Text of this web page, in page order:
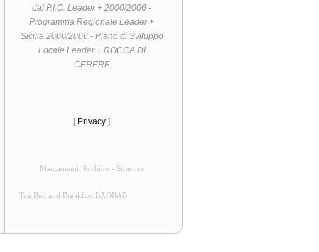
dal P.I.C. Leader + 2000/2006 -
Programma Regionale Leader +
Sicilia 2000/2006 - Piano di Sviluppo
Locale Leader + ROCCA DI
CERERE
[ Privacy ]
Marzamemi, Pachino - Siracusa
Tag Bed and Breakfast BAOBAB